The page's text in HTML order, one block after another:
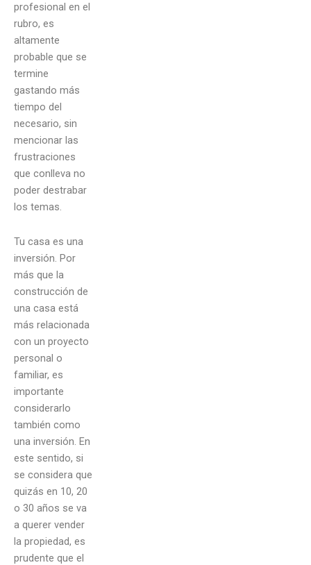
profesional en el
rubro, es
altamente
probable que se
termine
gastando más
tiempo del
necesario, sin
mencionar las
frustraciones
que conlleva no
poder destrabar
los temas.
Tu casa es una
inversión. Por
más que la
construcción de
una casa está
más relacionada
con un proyecto
personal o
familiar, es
importante
considerarlo
también como
una inversión. En
este sentido, si
se considera que
quizás en 10, 20
o 30 años se va
a querer vender
la propiedad, es
prudente que el